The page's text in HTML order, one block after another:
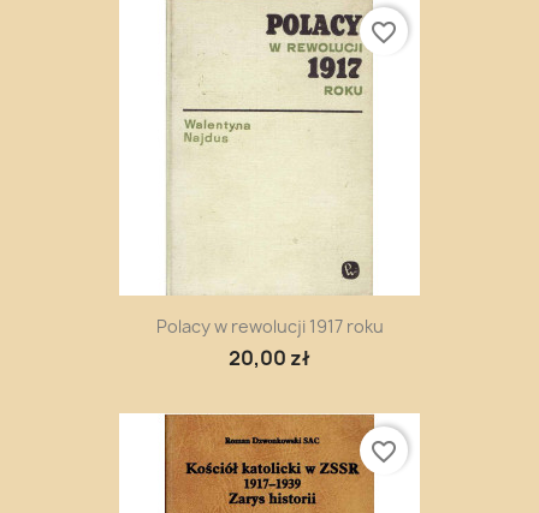
Polacy w rewolucji 1917 roku
20,00 zł
favorite_border
favorite_border